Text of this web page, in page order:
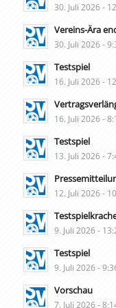
30. Juli 2026 -
Vereins-Ära
30. Juli 2026 -
Testspiel
16. Juli 2026 -
16. Juli 2026 -
Testspiel
13. Juli 2026 -
12. Juli 2026 -
9. Juli 2026 -
Testspiel
9. Juli 2026 -
Vorschau
7. Juli 2026 -